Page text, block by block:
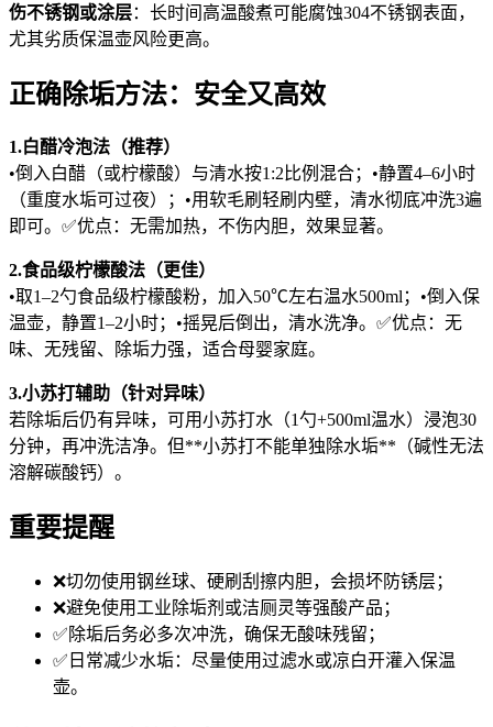
伤不锈钢或涂层：长时间高温酸煮可能腐蚀304不锈钢表面，
尤其劣质保温壶风险更高。
正确除垢方法：安全又高效
1.白醋冷泡法（推荐）
•倒入白醋（或柠檬酸）与清水按1:2比例混合；•静置4–6小时
（重度水垢可过夜）；•用软毛刷轻刷内壁，清水彻底冲洗3遍
即可。✅优点：无需加热，不伤内胆，效果显著。
2.食品级柠檬酸法（更佳）
•取1–2勺食品级柠檬酸粉，加入50℃左右温水500ml；•倒入保
温壶，静置1–2小时；•摇晃后倒出，清水洗净。✅优点：无
味、无残留、除垢力强，适合母婴家庭。
3.小苏打辅助（针对异味）
若除垢后仍有异味，可用小苏打水（1勺+500ml温水）浸泡30
分钟，再冲洗洁净。但**小苏打不能单独除水垢**（碱性无法
溶解碳酸钙）。
重要提醒
❌切勿使用钢丝球、硬刷刮擦内胆，会损坏防锈层；
❌避免使用工业除垢剂或洁厕灵等强酸产品；
✅除垢后务必多次冲洗，确保无酸味残留；
✅日常减少水垢：尽量使用过滤水或凉白开灌入保温
壶。